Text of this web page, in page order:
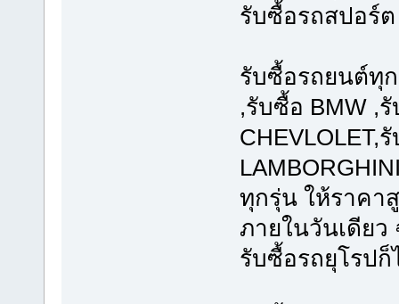
รับซื้อรถสปอร์ต
รับซื้อรถยนต์ทุ
,รับซื้อ BMW ,
CHEVLOLET,
ทุกรุ่น ให้ราคา
ภายในวันเดีย
รับซื้อรถยุโรป